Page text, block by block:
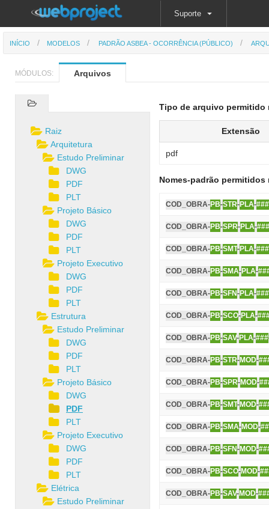
Suporte
INÍCIO MODELOS PADRÃO ASBEA - OCORRÊNCIA (PÚBLICO)
MÓDULOS: Arquivos
Tipo de arquivo permitido
Extensão
pdf
Nomes-padrão permitidos
COD_OBRA-PB-STR-PLA-###
COD_OBRA-PB-SPR-PLA-###
COD_OBRA-PB-SMT-PLA-###
COD_OBRA-PB-SMA-PLA-
COD_OBRA-PB-SFN-PLA-###
COD_OBRA-PB-SCO-PLA-
COD_OBRA-PB-SAV-PLA-###
COD_OBRA-PB-STR-MOD-
COD_OBRA-PB-SPR-MOD-
COD_OBRA-PB-SMT-MOD-
COD_OBRA-PB-SMA-MOD-
COD_OBRA-PB-SFN-MOD-
COD_OBRA-PB-SCO-MOD-
COD_OBRA-PB-SAV-MOD-
Raiz
Arquitetura
Estudo Preliminar
DWG
PDF
PLT
Projeto Básico
DWG
PDF
PLT
Projeto Executivo
DWG
PDF
PLT
Estrutura
Estudo Preliminar
DWG
PDF
PLT
Projeto Básico
DWG
PDF
PLT
Projeto Executivo
DWG
PDF
PLT
Elétrica
Estudo Preliminar